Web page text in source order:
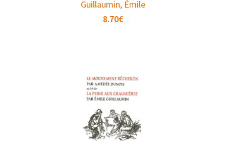
Guillaumin, Émile
8.70€